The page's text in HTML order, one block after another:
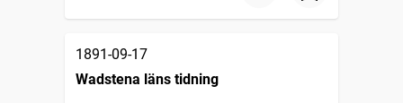
1891-09-17
Wadstena läns tidning